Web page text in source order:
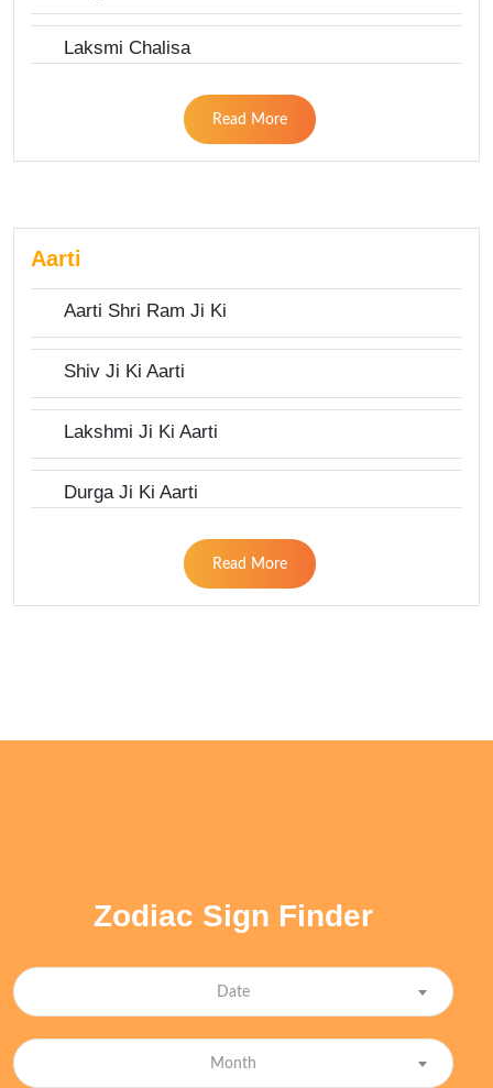
Laksmi Chalisa
Read More
Aarti
Aarti Shri Ram Ji Ki
Shiv Ji Ki Aarti
Lakshmi Ji Ki Aarti
Durga Ji Ki Aarti
Read More
Zodiac Sign Finder
Date
Month